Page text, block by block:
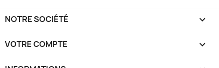
NOTRE SOCIÉTÉ 
VOTRE COMPTE 